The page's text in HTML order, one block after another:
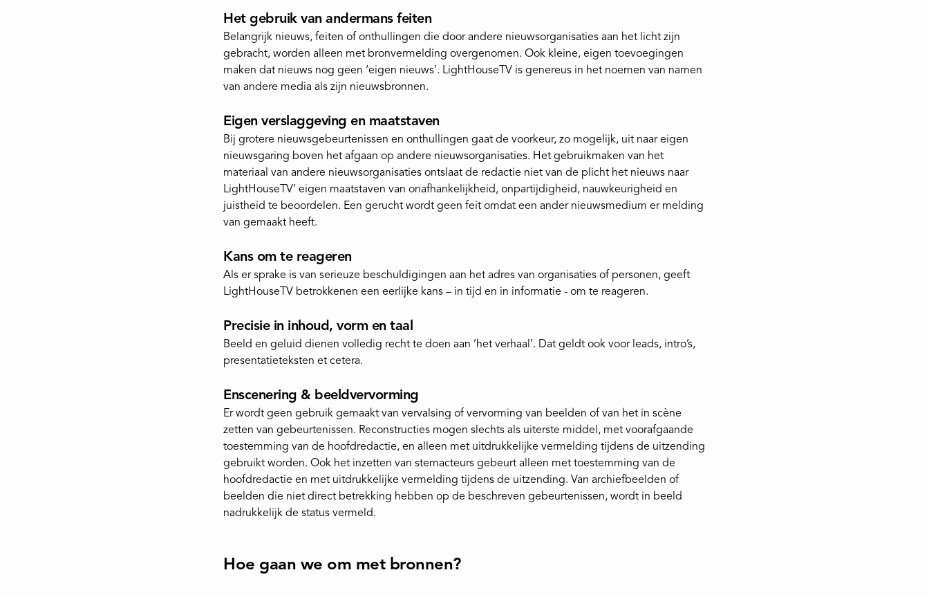
Het gebruik van andermans feiten
Belangrijk nieuws, feiten of onthullingen die door andere nieuwsorganisaties aan het licht zijn
gebracht, worden alleen met bronvermelding overgenomen. Ook kleine, eigen toevoegingen
maken dat nieuws nog geen ‘eigen nieuws’. LightHouseTV is genereus in het noemen van namen
van andere media als zijn nieuwsbronnen.
Eigen verslaggeving en maatstaven
Bij grotere nieuwsgebeurtenissen en onthullingen gaat de voorkeur, zo mogelijk, uit naar eigen
nieuwsgaring boven het afgaan op andere nieuwsorganisaties. Het gebruikmaken van het
materiaal van andere nieuwsorganisaties ontslaat de redactie niet van de plicht het nieuws naar
LightHouseTV’ eigen maatstaven van onafhankelijkheid, onpartijdigheid, nauwkeurigheid en
juistheid te beoordelen. Een gerucht wordt geen feit omdat een ander nieuwsmedium er melding
van gemaakt heeft.
Kans om te reageren
Als er sprake is van serieuze beschuldigingen aan het adres van organisaties of personen, geeft
LightHouseTV betrokkenen een eerlijke kans – in tijd en in informatie - om te reageren.
Precisie in inhoud, vorm en taal
Beeld en geluid dienen volledig recht te doen aan ’het verhaal’. Dat geldt ook voor leads, intro’s,
presentatieteksten et cetera.
Enscenering & beeldvervorming
Er wordt geen gebruik gemaakt van vervalsing of vervorming van beelden of van het in scène
zetten van gebeurtenissen. Reconstructies mogen slechts als uiterste middel, met voorafgaande
toestemming van de hoofdredactie, en alleen met uitdrukkelijke vermelding tijdens de uitzending
gebruikt worden. Ook het inzetten van stemacteurs gebeurt alleen met toestemming van de
hoofdredactie en met uitdrukkelijke vermelding tijdens de uitzending. Van archiefbeelden of
beelden die niet direct betrekking hebben op de beschreven gebeurtenissen, wordt in beeld
nadrukkelijk de status vermeld.
Hoe gaan we om met bronnen?